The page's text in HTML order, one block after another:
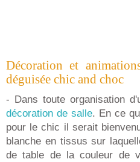
Décoration et
déguisée chic and choc
- Dans toute organisation
décoration de salle. En ce
pour le chic il serait
blanche en tissus sur
de table de la couleur de